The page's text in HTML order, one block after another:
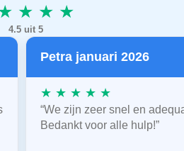
★ ★ ★
4.5 uit 5
Petra januari 2026
★ ★ ★ ★ ★
“We zijn zeer snel en
Bedankt voor alle hulp!”